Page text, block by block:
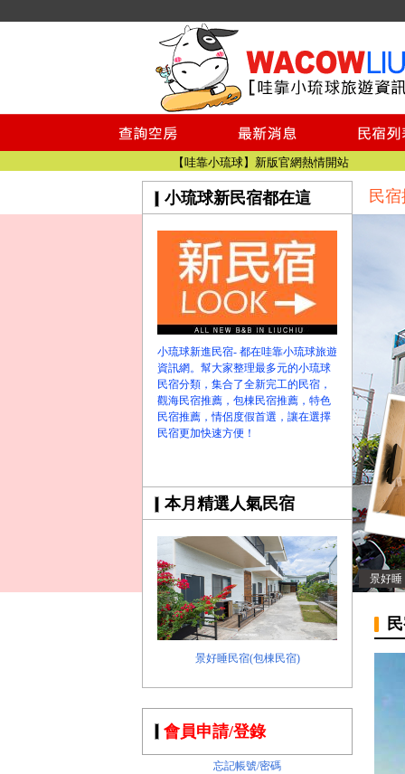
小琉球民宿空房
小琉球民宿
小琉球民宿推薦
【小琉球民宿特約】東港停車場!!看這邊
小琉球民宿 最完整的旅遊資訊都在這
【哇靠小琉球】新版官網熱情開站
【哇靠小琉球粉絲團】即時動態!!
小琉球民宿空房
小琉球民宿
小琉球民宿推薦
【小琉球民宿特約】東港停車場!!看這邊
小琉球民宿 最完整的旅遊資訊都在這
【哇靠小琉球】新版官網熱情開站
【哇靠小琉球粉絲團】即時動態!!
小琉球新民宿都在這
小琉球新進民宿- 都在哇靠小琉球旅遊
資訊網。幫大家整理最多元的小琉球
民宿分類，集合了全新完工的民宿，
觀海民宿推薦，包棟民宿推薦，特色
民宿推薦，情侶度假首選，讓在選擇
民宿更加快速方便！
本月精選人氣民宿
景好睡民宿(包棟民宿)
景好睡
民
會員申請/登錄
忘記帳號/密碼